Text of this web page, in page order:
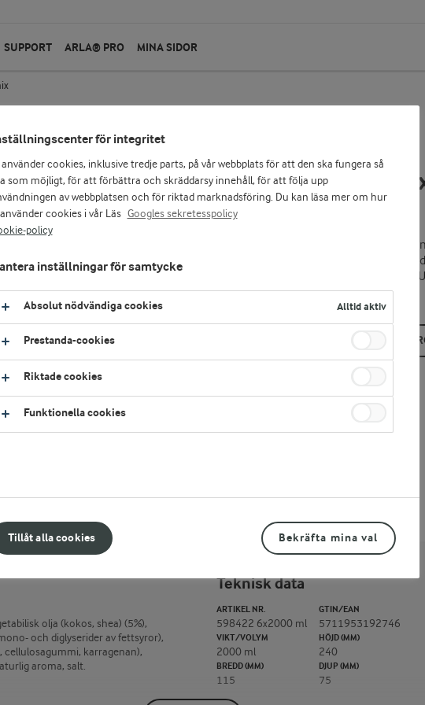
SUPPORT ARLA® PRO MINA SIDOR
Arla® Pro
Växtbaserad
2000 ml
Arla® Pro Växtbaserad mjukglassmix till
konsistens med rik och balanserad vaniljsmak.
växtbaserad med vegetabilisk olja och naturliga aromer.
längre hållbarhet.
KÖP HOS
olja (kokos, shea) (5%),
och diglyserider av fettsyror),
karragenan),
aroma, salt.
Teknisk data
ARTIKEL NR.
598422 6x2000 ml
GTIN/EAN
5711953192746
VIKT/VOLYM
2000 ml
HÖJD (MM)
240
BREDD (MM)
115
DJUP (MM)
75
för integritet
använder cookies, inklusive tredje parts, på vår webbplats för att den ska fungera så
som möjligt, för att förbättra och skräddarsy innehåll, för att följa upp
av webbplatsen och för riktad marknadsföring. Du kan läsa mer om hur
cookies i vår Läs Googles sekretesspolicy
policy
Tillåt alla cookies
inställningar för samtycke
Absolut nödvändiga cookies Alltid aktiv
Prestanda-cookies
Riktade cookies
Funktionella cookies
Bekräfta mina val